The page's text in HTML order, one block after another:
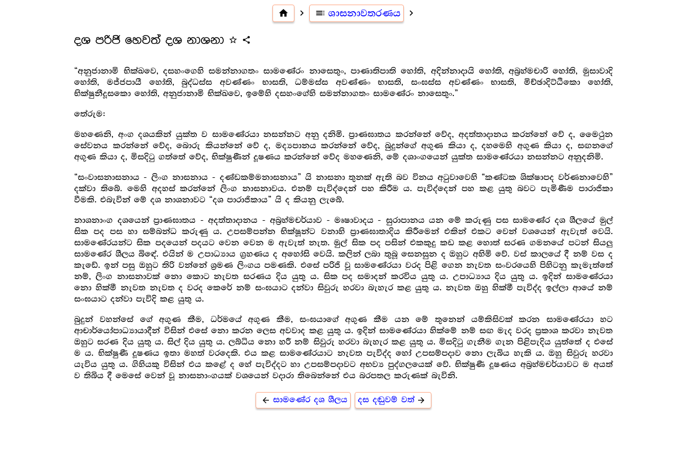
home navigate_next toc ශාසනාවතරණය navigate_next
දශ පරිජි හෙවත් දශ නාශනා star_outline share
“අනුජානාමි භික්ඛවෙ, දසහංගෙහි සමන්නාගතං සාමණේරං නාසෙතුං, පාණාතිපාති හෝති, අදින්නාදායි හෝති, අබ්‍ර‍හ්මචාරි හෝති, මුසාවාදි
හෝති, මජ්ජපායී හෝති, බුද්ධස්ස අවණ්ණං භාසති, ධම්මස්ස අවණ්ණං භාසති, සංඝස්ස අවණ්ණං භාසති, මිච්ඡාදිට්ඨිකො හෝති,
භික්ෂුනීදූසකො හෝති, අනුජානාමි භික්ඛවෙ, ඉමේහි දසහංගේහි සමන්නාගතං සාමණේරං නාසෙතුං.”
තේරුම:
මහණෙනි, අංග දශයකින් යුක්ත ව සාමණේරයා නසන්නට අනු දනිමි. ප්‍රාණඝාතය කරන්නේ වේද, අදත්තාදානය කරන්නේ වේ ද, මෛථුන
සේවනය කරන්නේ වේද, බොරු කියන්නේ වේ ද, මද්‍යපානය කරන්නේ වේද, බුදුන්ගේ අගුණ කියා ද, දහමෙහි අගුණ කියා ද, සඟනගේ
අගුණ කියා ද, මිසදිටු ගත්තේ වේද, භික්ෂුණීන් දූෂණය කරන්නේ වේද මහණෙනි, මේ දශාංගයෙන් යුක්ත සාමණේරයා නසන්නට අනුදනිමි.
“සංවාසනාසනාය - ලිංග නාසනාය - දණ්ඩකම්මනාසනාය” යි නාසනා තුනක් ඇති බව විනය අටුවාවෙහි “කණ්ටක ශික්ෂාපද වර්ණනාවෙහි”
දක්වා තිබේ. මෙහි අදහස් කරන්නේ ලිංග නාසනාවය. එනම් පැවිද්දෙන් පහ කිරීම ය. පැවිද්දෙන් පහ කළ යුතු බවට පැමිණීම පාරාජිකා
වීමකි. එබැවින් මේ දශ නාශනාවට “දශ පාරාජිකාය” යි ද කියනු ලැබේ.
නාශනාංග දශයෙන් ප්‍රාණඝාතය - අදත්තාදානය - අබ්‍ර‍හ්මචර්යාව - මෘෂාවාදය - සුරාපානය යන මේ කරුණු පස සාමණේර දශ ශීලයේ මුල්
සික පද පස හා සම්බන්ධ කරුණු ය. උපසම්පන්න භික්ෂූන්ට වනාහි ප්‍රාණඝාතාදිය කිරීමෙන් එකින් එකට වෙන් වශයෙන් ඇවැත් වෙයි.
සාමණේරයන්ට සික පදයෙන් පදයට වෙන වෙන ම ඇවැත් නැත. මුල් සික පද පසින් එකකුදු කඩ කළ හොත් සරණ ගමනයේ පටන් සියලු
සාමණේර ශීලය බිඳේ. එයින් ම උපාධ්‍යාය ග්‍ර‍හණය ද අහෝසි වෙයි. කලින් ලබා තුබූ සෙනසුන ද ඔහුට අහිමි වේ. වස් කාලයේ දී නම් වස ද
කැඩේ. ඉන් පසු ඔහුට තිරි වන්නේ ශ්‍ර‍මණ ලිංගය පමණකි. එසේ පරිජි වූ සාමණේරයා වරද පිළි ගෙන නැවත සංවරයෙහි පිහිටනු කැමැත්තේ
නම්, ලිංග නාසනාවක් නො කොට නැවත සරණය දිය යුතු ය. සික පද සමාදන් කරවිය යුතු ය. උපාධ්‍යාය දිය යුතු ය. ඉදින් සාමණේරයා
නො හික්මී නැවත නැවත ද වරද කෙරේ නම් සංඝයාට දන්වා සිවුරු හරවා බැහැර කළ යුතු ය. නැවත ඔහු හික්මී පැවිද්ද ඉල්ලා ආයේ නම්
සංඝයාට දන්වා පැවිදි කළ යුතු ය.
බුදුන් වහන්සේ ගේ අගුණ කීම, ධර්මයේ අගුණ කීම, සංඝයාගේ අගුණ කීම යන මේ තුනෙන් යම්කිසිවක් කරන සාමණේරයා හට
ආචාර්යෝපාධ්‍යායාදීන් විසින් එසේ නො කරන ලෙස අවවාද කළ යුතු ය. ඉදින් සාමණේරයා හික්මේ නම් සඟ මැද වරද ප්‍ර‍කාශ කරවා නැවත
ඔහුට සරණ දිය යුතු ය. සිල් දිය යුතු ය. ලබ්ධිය නො හරී නම් සිවුරු හරවා බැහැර කළ යුතු ය. මිසදිටු ගැනීම ගැන පිළිපැදිය යුත්තේ ද එසේ
ම ය. භික්ෂුණී දූෂණය ඉතා මහත් වරදෙකි. එය කළ සාමණේරයාට නැවත පැවිද්ද හෝ උපසම්පදාව නො ලැබිය හැකි ය. ඔහු සිවුරු හරවා
යැවිය යුතු ය. ගිහියකු විසින් එය කළේ ද හේ පැවිද්දට හා උපසම්පදාවට අභව්‍ය පුද්ගලයෙක් වේ. භික්ෂුණී දූෂණය අබ්‍ර‍හ්මචර්යාවට ම අයත්
ව තිබිය දී මෙසේ වෙන් වූ නාසනාංගයක් වශයෙන් වදාරා තිබෙන්නේ එය බරපතල කරුණක් බැවිනි.
arrow_back සාමණේර දශ ශීලය දස දඬුවම් වත් arrow_forward